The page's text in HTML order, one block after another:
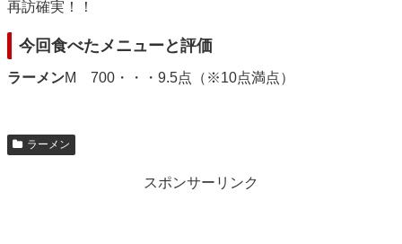
再訪確実！！
今回食べたメニューと評価
ラーメンM 700・・・9.5点（※10点満点）
ラーメン
スポンサーリンク